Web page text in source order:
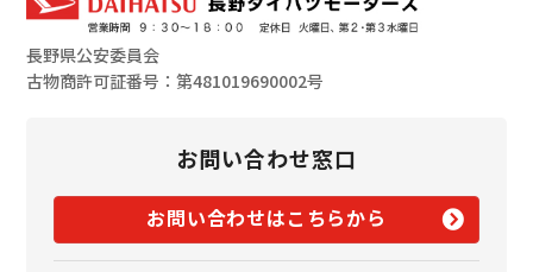
長野県公安委員会
古物商許可証番号：第481019690002号
お問い合わせ窓口
お問い合わせはこちらから